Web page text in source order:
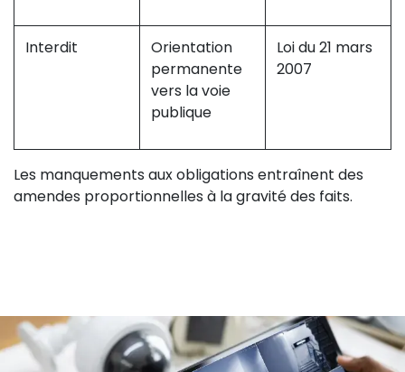
Interdit
Orientation
permanente
vers la voie
publique
Loi du 21 mars
2007
Les manquements aux obligations entraînent des
amendes proportionnelles à la gravité des faits.